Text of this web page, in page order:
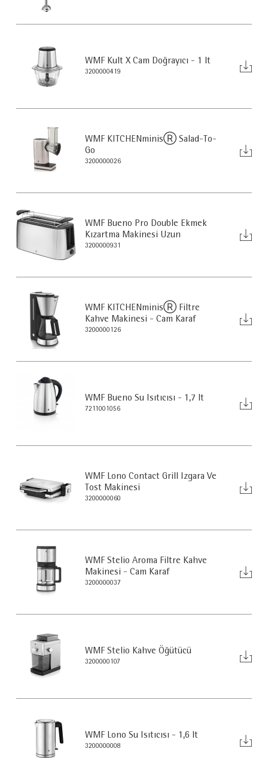
WMF Kult X Cam Doğrayıcı - 1 lt
3200000419
WMF KITCHENminisⓇ Salad-To-
Go
3200000026
WMF Bueno Pro Double Ekmek
Kızartma Makinesi Uzun
3200000931
WMF KITCHENminisⓇ Filtre
Kahve Makinesi - Cam Karaf
3200000126
WMF Bueno Su Isıtıcısı - 1,7 lt
7211001056
WMF Lono Contact Grill Izgara Ve
Tost Makinesi
3200000060
WMF Stelio Aroma Filtre Kahve
Makinesi - Cam Karaf
3200000037
WMF Stelio Kahve Öğütücü
3200000107
WMF Lono Su Isıtıcısı - 1,6 lt
3200000008